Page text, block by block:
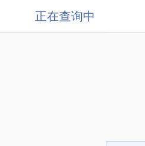
正在查询中